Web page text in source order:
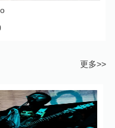
更多>>